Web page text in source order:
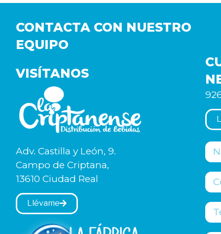
CONTACTA CON NUESTRO
EQUIPO
VISÍTANOS
Adv. Castilla y León, 9.
Campo de Criptana,
13610 Ciudad Real
Llévame